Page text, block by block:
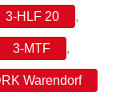
3-HLF 20 ,
3-MTF ,
Warendorf